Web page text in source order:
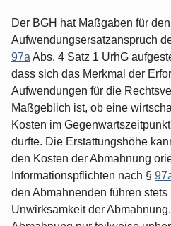
Der BGH hat Maßgaben für den
Aufwendungsersatzanspruch
97a Abs. 4 Satz 1 UrhG
dass sich das Merkmal der
Aufwendungen für die
Maßgeblich ist, ob eine
Kosten im
durfte. Die Erstattungshöhe
den Kosten der Abmahnung
Informationspflichten nach §
den Abmahnenden führen
Unwirksamkeit der